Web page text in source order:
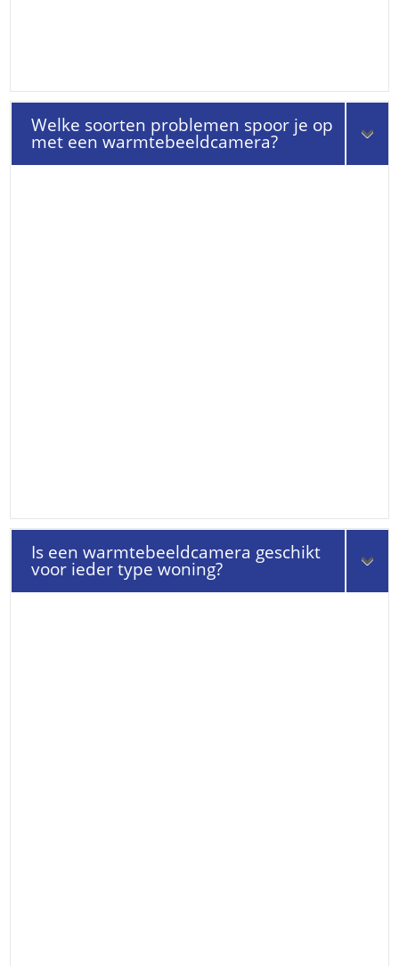
Welke soorten problemen spoor je op
met een warmtebeeldcamera?
Is een warmtebeeldcamera geschikt
voor ieder type woning?